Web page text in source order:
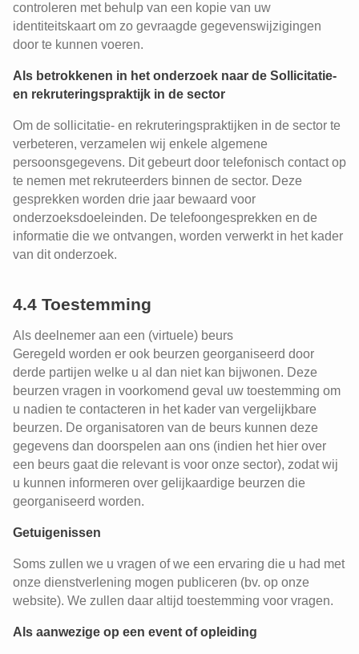
controleren met behulp van een kopie van uw
identiteitskaart om zo gevraagde gegevenswijzigingen
door te kunnen voeren.
Als betrokkenen in het onderzoek naar de Sollicitatie-
en rekruteringspraktijk in de sector
Om de sollicitatie- en rekruteringspraktijken in de sector te
verbeteren, verzamelen wij enkele algemene
persoonsgegevens. Dit gebeurt door telefonisch contact op
te nemen met rekruteerders binnen de sector. Deze
gesprekken worden drie jaar bewaard voor
onderzoeksdoeleinden. De telefoongesprekken en de
informatie die we ontvangen, worden verwerkt in het kader
van dit onderzoek.
4.4 Toestemming
Als deelnemer aan een (virtuele) beurs
Geregeld worden er ook beurzen georganiseerd door
derde partijen welke u al dan niet kan bijwonen. Deze
beurzen vragen in voorkomend geval uw toestemming om
u nadien te contacteren in het kader van vergelijkbare
beurzen. De organisatoren van de beurs kunnen deze
gegevens dan doorspelen aan ons (indien het hier over
een beurs gaat die relevant is voor onze sector), zodat wij
u kunnen informeren over gelijkaardige beurzen die
georganiseerd worden.
Getuigenissen
Soms zullen we u vragen of we een ervaring die u had met
onze dienstverlening mogen publiceren (bv. op onze
website). We zullen daar altijd toestemming voor vragen.
Als aanwezige op een event of opleiding